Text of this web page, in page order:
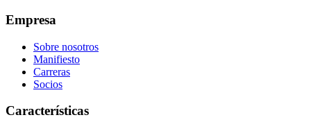
Empresa
Sobre nosotros
Manifiesto
Carreras
Socios
Características